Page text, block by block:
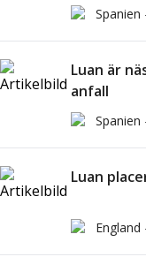
Spanien
Luan är
anfall
Spanien
Luan
England